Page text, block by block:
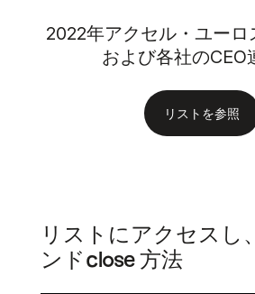
2022年アクセル・ユーロ
および各社のCEO
リストを参照
リストにアクセスし
ンドclose 方法